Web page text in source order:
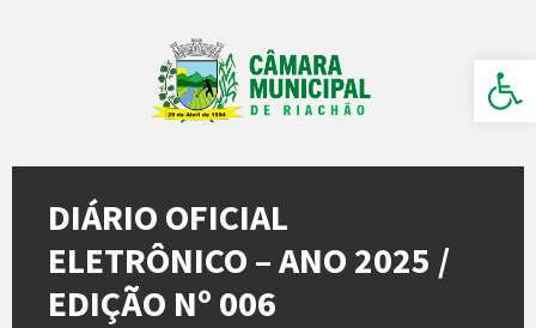
Barra de Ferramentas Aberta
DIÁRIO OFICIAL
ELETRÔNICO – ANO 2025 /
EDIÇÃO Nº 006